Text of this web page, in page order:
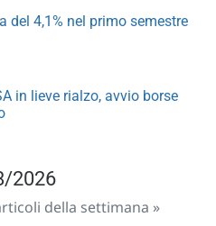
del 4,1% nel primo semestre
in lieve rialzo, avvio borse
2026
della settimana »